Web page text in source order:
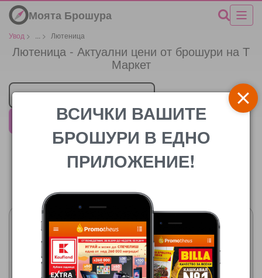
Моята Брошура
Увод > > Лютеница
Лютеница - Актуални цени от брошури на Т
Маркет
Търговец
Т МаркетВСИЧКИ ВАШИТЕ
БРОШУРИ В ЕДНО
ПРИЛОЖЕНИЕ!